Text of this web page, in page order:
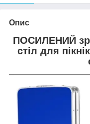
Опис
ПОСИЛЕНИЙ
стіл для